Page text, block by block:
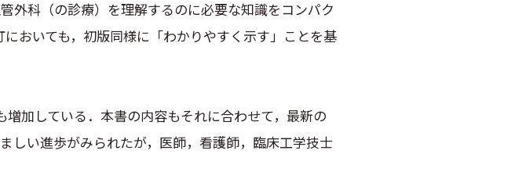
科（の診療）を理解するのに必要な知識をコンパク
おいても，初版同様に「わかりやすく示す」ことを基
加している．本書の内容もそれに合わせて，最新の
しい進歩がみられたが，医師，看護師，臨床工学技士